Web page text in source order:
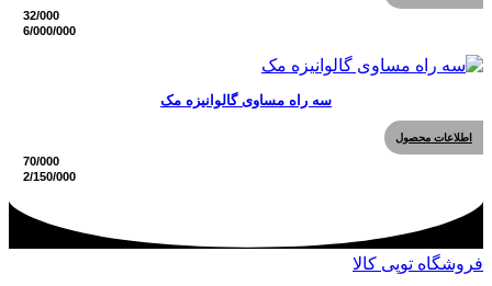
سه راه مساوی گالوانیزه مک
اطلاعات محصول
فروشگاه توپی کالا